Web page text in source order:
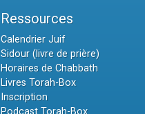
Ressources
Calendrier Juif
Sidour (livre de prière)
Horaires de Chabbath
Livres Torah-Box
Inscription